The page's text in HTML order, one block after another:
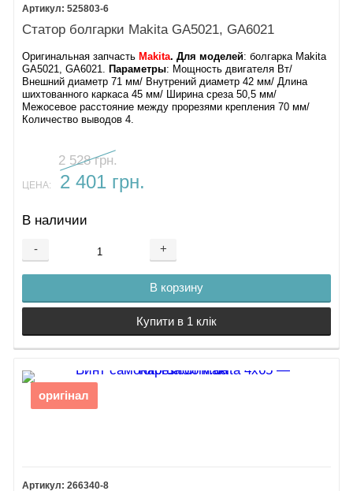
525803-6
Статор болгарки Makita GA5021, GA6021
Оригинальная запчасть Makita. Для моделей: болгарка Makita
GA5021, GA6021. Параметры: Мощность двигателя Вт/
Внешний диаметр 71 мм/ Внутрений диаметр 42 мм/ Длина
шихтованного каркаса 45 мм/ Ширина среза 50,5 мм/
Межосевое расстояние между прорезями крепления 70 мм/
Количество выводов 4.
2 528 грн.
ЦЕНА: 2 401 грн.
В наличии
- +
В корзину
Купити в 1 клік
оригінал
266340-8